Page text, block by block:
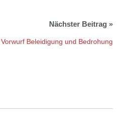
Beleidigung und Bedrohung